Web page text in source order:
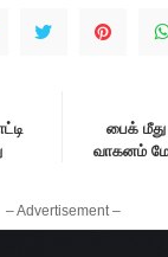
பைக்
வாகனம்
– Advertisement –